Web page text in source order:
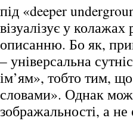
під «deeper
візуалізує у
описанню. Бо як,
– універсальна
ім’ям», тобто тим,
словами». Однак
зображальності, а не